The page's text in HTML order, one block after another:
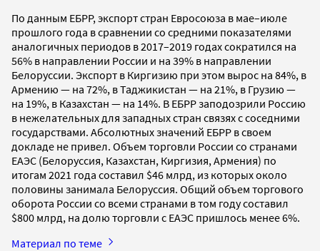
По данным ЕБРР, экспорт стран Евросоюза в мае–июле
прошлого года в сравнении со средними показателями
аналогичных периодов в 2017–2019 годах сократился на
56% в направлении России и на 39% в направлении
Белоруссии. Экспорт в Киргизию при этом вырос на 84%, в
Армению — на 72%, в Таджикистан — на 21%, в Грузию —
на 19%, в Казахстан — на 14%. В ЕБРР заподозрили Россию
в нежелательных для западных стран связях с соседними
государствами. Абсолютных значений ЕБРР в своем
докладе не привел. Объем торговли России со странами
ЕАЭС (Белоруссия, Казахстан, Киргизия, Армения) по
итогам 2021 года составил $46 млрд, из которых около
половины занимала Белоруссия. Общий объем торгового
оборота России со всеми странами в том году составил
$800 млрд, на долю торговли с ЕАЭС пришлось менее 6%.
Материал по теме